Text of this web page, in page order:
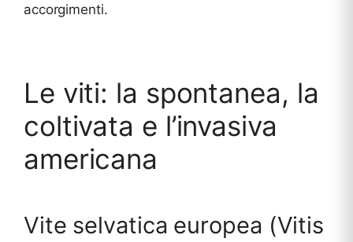
accorgimenti.
Le viti: la spontanea, la
coltivata e l’invasiva
americana
Vite selvatica europea (Vitis